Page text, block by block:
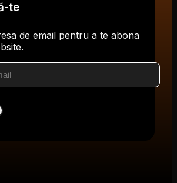
te
de email pentru a te abona